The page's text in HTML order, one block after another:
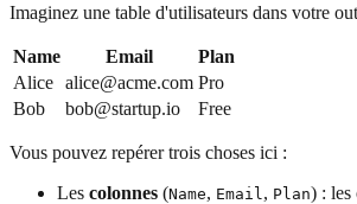
Imaginez une table d'utilisateurs dans votre
Name Email
Plan
Alice alice@acme.com Pro
Bob
bob@startup.io Free
Vous pouvez repérer trois choses ici :
Les colonnes (Name, Email , Plan) : les